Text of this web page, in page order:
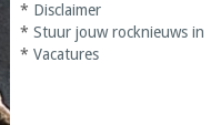
* Disclaimer
* Stuur jouw rocknieuws in
* Vacatures